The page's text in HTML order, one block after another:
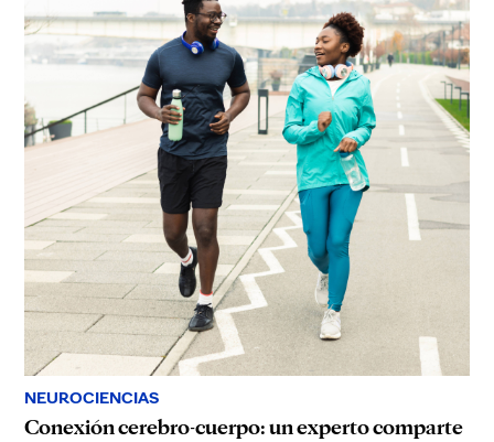
NEUROCIENCIAS
Conexión cerebro-cuerpo: un experto comparte